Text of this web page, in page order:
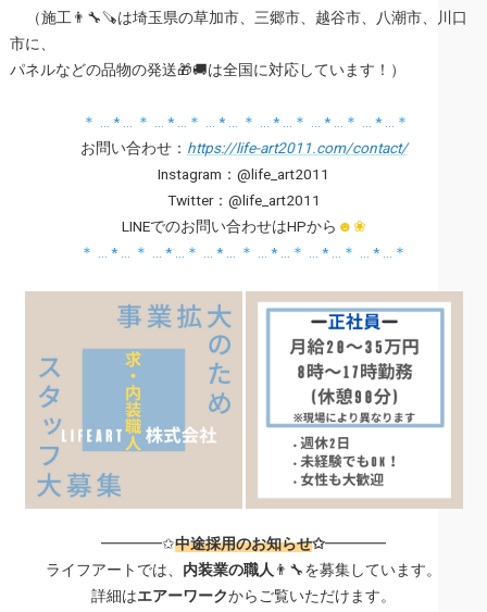
（施工👨‍🔧🪚は埼玉県の草加市、三郷市、越谷市、八潮市、川口
市に、
パネルなどの品物の発送🎁🚚は全国に対応しています！）
＊ … * … ＊ … * …＊ … * … ＊ … * …＊ … * …＊ … * …＊
お問い合わせ： https://life-art2011.com/contact/
Instagram：@life_art2011
Twitter：@life_art2011
LINEでのお問い合わせはHPから ☻❀
＊ … * … ＊ … * …＊ … * … ＊ … * …＊ … * …＊ … * …＊
━━━━✩中途採用のお知らせ✩━━━━
ライフアートでは、 内装業の職人 👨‍🔧を募集しています。
詳細はエアーワークからご覧いただけます。